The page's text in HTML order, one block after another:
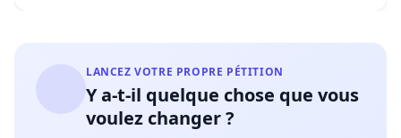
LANCEZ VOTRE PROPRE PÉTITION
Y a-t-il quelque chose que vous
voulez changer ?